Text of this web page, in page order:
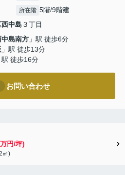
所在階 5階/9階建
西中島 ３丁目
中島南方 」駅 徒歩6分
」駅 徒歩13分
駅 徒歩16分
お問い合わせ
円/坪)
㎡)